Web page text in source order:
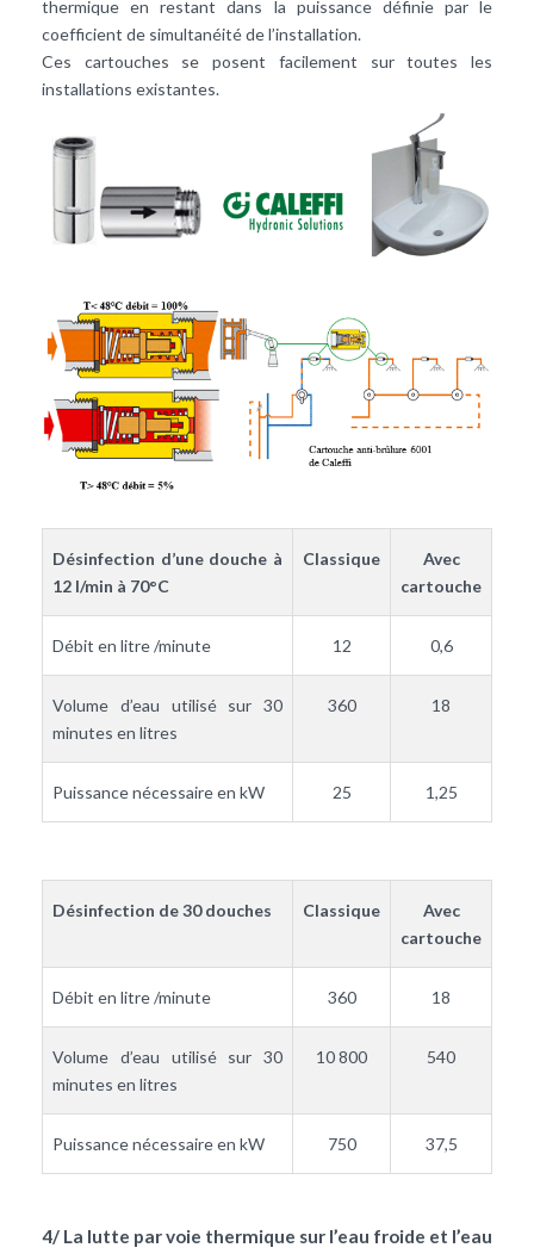
thermique en restant dans la puissance définie par le
coefficient de simultanéité de l’installation.
Ces cartouches se posent facilement sur toutes les
installations existantes.
Désinfection d’une douche à
12 l/min à 70°C
Classique
Avec
cartouche
Débit en litre /minute 12 0,6
Volume d’eau utilisé sur 30
minutes en litres
360 18
Puissance nécessaire en kW 25 1,25
Désinfection de 30 douches Classique
Avec
cartouche
Débit en litre /minute 360 18
Volume d’eau utilisé sur 30
minutes en litres
10 800 540
Puissance nécessaire en kW 750 37,5
4/ La lutte par voie thermique sur l’eau froide et l’eau